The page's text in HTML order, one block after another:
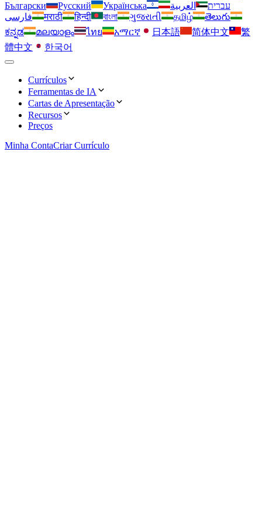
Български
Русский Українська עברית
العربية
فارسی
मराठी हिन्दी বাংলা ગુજરાતી தமிழ்
తెలుగు
ಕನ್ನಡ
മലയാളം ไทย አማርኛ 日本語 简体中文
繁
體中文
한국어
Currículos
Simples
Layouts minimalistas que mantêm o recrutador focado no seu
conteúdo.
Ferramentas de IA
Otimizador de Palavras-chave
Insira palavras-chave aprovadas por recrutadores e suba ao
topo dos resultados ATS.
Cartas de Apresentação
Simples
Layouts limpos ideais para equipes tradicionais e cargos
Recursos
Preços
Minha ContaCriar Currículo